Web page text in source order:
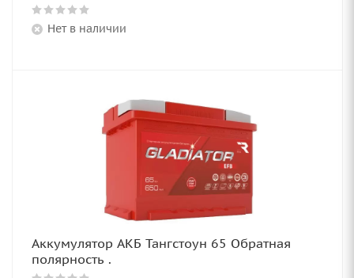
Нет в наличии
Аккумулятор АКБ Тангстоун 65 Обратная
полярность .